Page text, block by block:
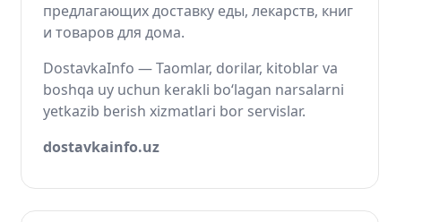
предлагающих доставку еды, лекарств, книг
и товаров для дома.
DostavkaInfo — Taomlar, dorilar, kitoblar va
boshqa uy uchun kerakli bo‘lagan narsalarni
yetkazib berish xizmatlari bor servislar.
dostavkainfo.uz